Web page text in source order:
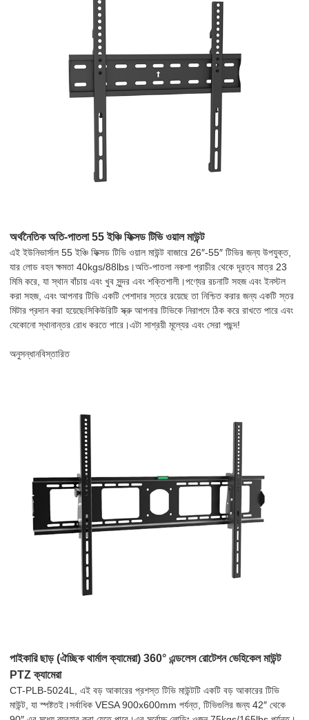
অর্থনৈতিক অতি-পাতলা 55 ইঞ্চি ফিক্সড টিভি ওয়াল মাউন্ট
এই ইউনিভার্সাল 55 ইঞ্চি ফিক্সড টিভি ওয়াল মাউন্ট বাজারে 26″-55″ টিভির জন্য উপযুক্ত,
যার লোড বহন ক্ষমতা 40kgs/88lbs।অতি-পাতলা নকশা প্রাচীর থেকে দূরত্ব মাত্র 23
মিমি করে, যা স্থান বাঁচায় এবং খুব সুন্দর এবং শক্তিশালী।পণ্যের রচনাটি সহজ এবং ইনস্টল
করা সহজ, এবং আপনার টিভি একটি পেশাদার স্তরে রয়েছে তা নিশ্চিত করার জন্য একটি স্তর
মিটার প্রদান করা হয়েছে৷সিকিউরিটি স্ক্রু আপনার টিভিকে নিরাপদে ঠিক করে রাখতে পারে এবং
যেকোনো স্থানান্তর রোধ করতে পারে।এটা সাশ্রয়ী মূল্যের এবং সেরা পছন্দ!
অনুসন্ধানবিস্তারিত
পাইকারি ছাড় (ঐচ্ছিক থার্মাল ক্যামেরা) 360° এন্ডলেস রোটেশন ভেহিকেল মাউন্ট
PTZ ক্যামেরা
CT-PLB-5024L, এই বড় আকারের প্রশস্ত টিভি মাউন্টটি একটি বড় আকারের টিভি
মাউন্ট, যা স্পষ্টতই।সর্বাধিক VESA 900x600mm পর্যন্ত, টিভিগুলির জন্য 42″ থেকে